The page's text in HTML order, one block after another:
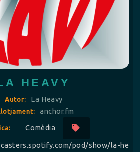
HEAVY
Autor: La Heavy
anchor.fm
Comèdia
pod/show/la-he